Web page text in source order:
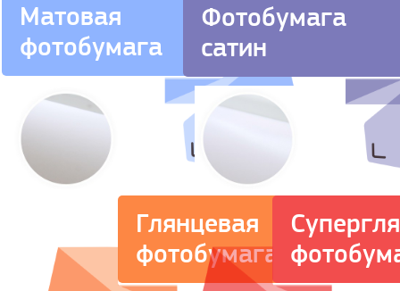
Матовая
фотобумага
Фотобумага
сатин
Глянцевая
фотобумага